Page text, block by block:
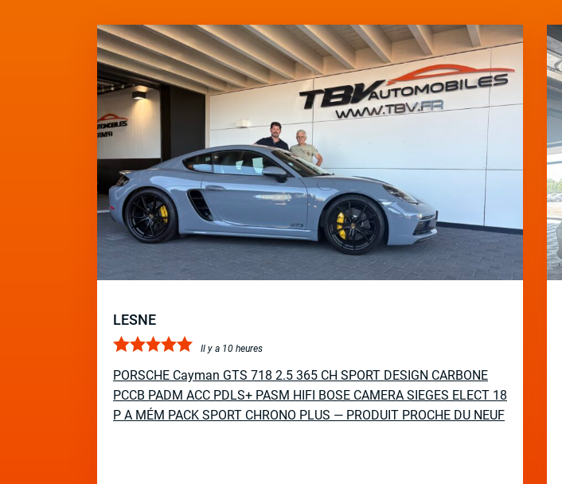
LESNE
Il y a 10 heures
PORSCHE Cayman GTS 718 2.5 365 CH SPORT DESIGN CARBONE
PCCB PADM ACC PDLS+ PASM HIFI BOSE CAMERA SIEGES ELECT 18
P A MÉM PACK SPORT CHRONO PLUS — PRODUIT PROCHE DU NEUF